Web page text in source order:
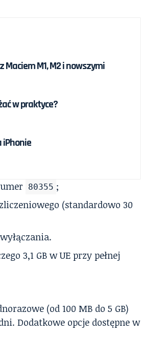
M1, M2 i nowszymi
w praktyce?
80355 ;
(standardowo 30
3,1 GB w UE przy pełnej
(od 100 MB do 5 GB)
Dodatkowe opcje dostępne w